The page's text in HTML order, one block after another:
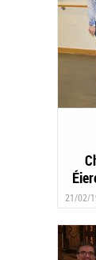
21/02/